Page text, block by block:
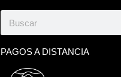
PAGOS A DISTANCIA